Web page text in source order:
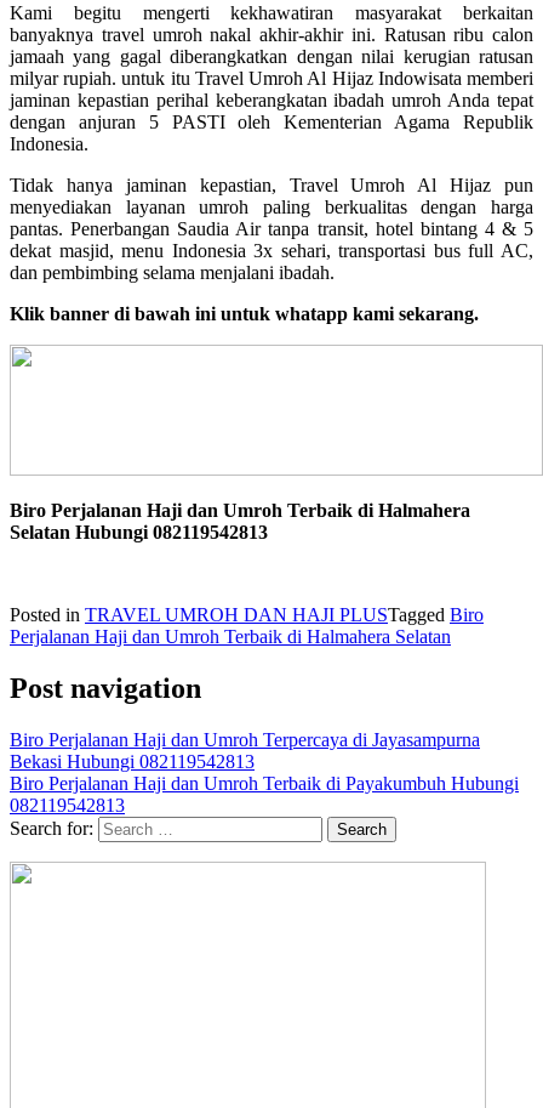
Kami begitu mengerti kekhawatiran masyarakat berkaitan
banyaknya travel umroh nakal akhir-akhir ini. Ratusan ribu calon
jamaah yang gagal diberangkatkan dengan nilai kerugian ratusan
milyar rupiah. untuk itu Travel Umroh Al Hijaz Indowisata memberi
jaminan kepastian perihal keberangkatan ibadah umroh Anda tepat
dengan anjuran 5 PASTI oleh Kementerian Agama Republik
Indonesia.
Tidak hanya jaminan kepastian, Travel Umroh Al Hijaz pun
menyediakan layanan umroh paling berkualitas dengan harga
pantas. Penerbangan Saudia Air tanpa transit, hotel bintang 4 & 5
dekat masjid, menu Indonesia 3x sehari, transportasi bus full AC,
dan pembimbing selama menjalani ibadah.
Klik banner di bawah ini untuk whatapp kami sekarang.
Biro Perjalanan Haji dan Umroh Terbaik di Halmahera
Selatan Hubungi 082119542813
Posted in TRAVEL UMROH DAN HAJI PLUSTagged Biro
Perjalanan Haji dan Umroh Terbaik di Halmahera Selatan
Post navigation
Biro Perjalanan Haji dan Umroh Terpercaya di Jayasampurna
Bekasi Hubungi 082119542813
Biro Perjalanan Haji dan Umroh Terbaik di Payakumbuh Hubungi
082119542813
Search for: